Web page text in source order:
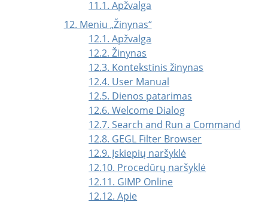
11.1. Apžvalga
12. Meniu „Žinynas“
12.1. Apžvalga
12.2. Žinynas
12.3. Kontekstinis žinynas
12.4. User Manual
12.5. Dienos patarimas
12.6. Welcome Dialog
12.7. Search and Run a Command
12.8. GEGL Filter Browser
12.9. Įskiepių naršyklė
12.10. Procedūrų naršyklė
12.11. GIMP Online
12.12. Apie